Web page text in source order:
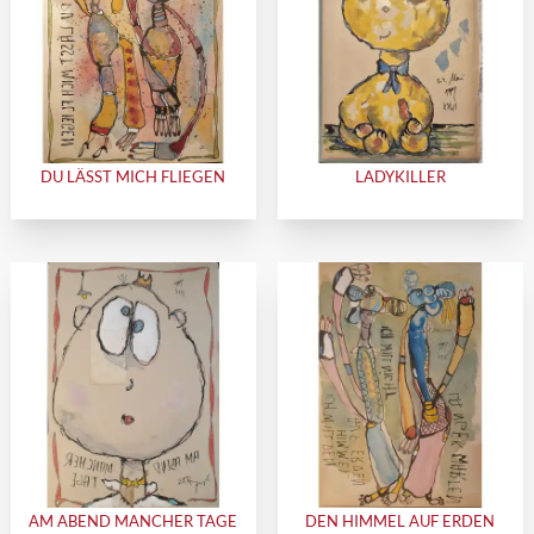
DU LÄSST MICH FLIEGEN LADYKILLER
AM ABEND MANCHER TAGE DEN HIMMEL AUF ERDEN